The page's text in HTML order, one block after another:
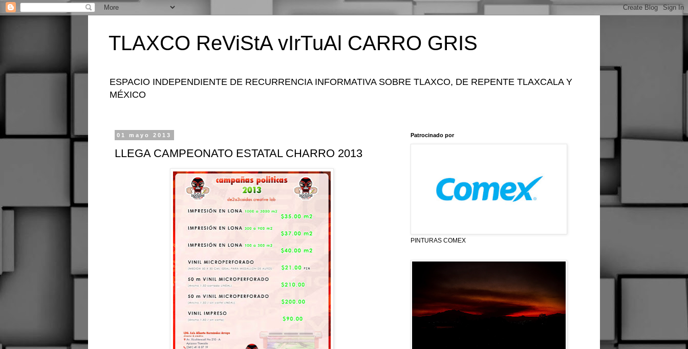
TLAXCO ReViStA vIrTuAl CARRO GRIS
ESPACIO INDEPENDIENTE DE RECURRENCIA INFORMATIVA SOBRE TLAXCO, DE REPENTE TLAXCALA Y
MÉXICO
01 mayo 2013
LLEGA CAMPEONATO ESTATAL CHARRO 2013
Patrocinado por
PINTURAS COMEX